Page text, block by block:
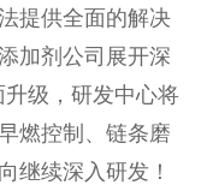
提供全面的解决
加剂公司展开深
级，研发中心将
燃控制、链条磨
继续深入研发！